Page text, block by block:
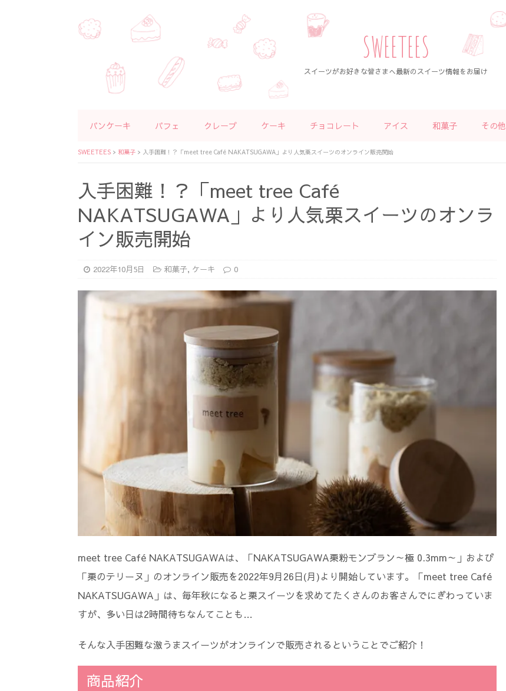
SWEETEES
スイーツがお好きな皆さまへ最新のスイーツ情報をお届け
パンケーキ パフェ クレープ ケーキ チョコレート アイス 和菓子 その他
SWEETEES > 和菓子 > 入手困難！？「meet tree Café NAKATSUGAWA」より人気栗スイーツのオンライン販売開始
入手困難！？「meet tree Café
NAKATSUGAWA」より人気栗スイーツのオンラ
イン販売開始
2022年10月5日 和菓子, ケーキ 0
meet tree Café NAKATSUGAWAは、「NAKATSUGAWA栗粉モンブラン～極 0.3mm～」および
「栗のテリーヌ」のオンライン販売を2022年9月26日(月)より開始しています。「meet tree Café
NAKATSUGAWA」は、毎年秋になると栗スイーツを求めてたくさんのお客さんでにぎわっていま
すが、多い日は2時間待ちなんてことも…
そんな入手困難な激うまスイーツがオンラインで販売されるということでご紹介！
商品紹介